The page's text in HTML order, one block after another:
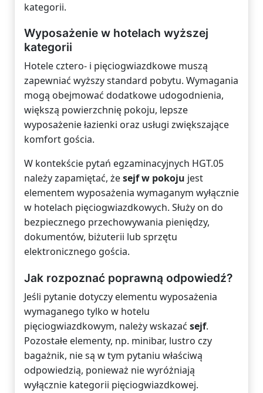
kategorii.
Wyposażenie w hotelach wyższej
kategorii
Hotele cztero- i pięciogwiazdkowe muszą
zapewniać wyższy standard pobytu. Wymagania
mogą obejmować dodatkowe udogodnienia,
większą powierzchnię pokoju, lepsze
wyposażenie łazienki oraz usługi zwiększające
komfort gościa.
W kontekście pytań egzaminacyjnych HGT.05
należy zapamiętać, żesejf w pokoju jest
elementem wyposażenia wymaganym wyłącznie
w hotelach pięciogwiazdkowych. Służy on do
bezpiecznego przechowywania pieniędzy,
dokumentów, biżuterii lub sprzętu
elektronicznego gościa.
Jak rozpoznać poprawną odpowiedź?
Jeśli pytanie dotyczy elementu wyposażenia
wymaganego tylko w hotelu
pięciogwiazdkowym, należy wskazać sejf.
Pozostałe elementy, np. minibar, lustro czy
bagażnik, nie są w tym pytaniu właściwą
odpowiedzią, ponieważ nie wyróżniają
wyłącznie kategorii pięciogwiazdkowej.